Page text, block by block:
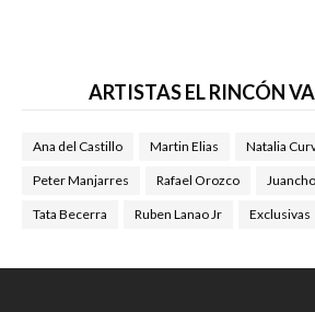
ARTISTAS EL RINCÓN
Ana del Castillo Martin Elias Natalia
Peter Manjarres Rafael Orozco
Tata Becerra Ruben Lanao Jr Exclusivas